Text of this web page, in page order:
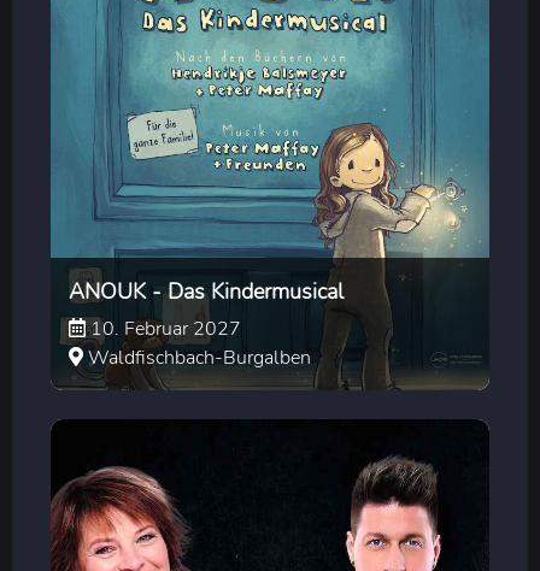
ANOUK - Das Kindermusical
10. Februar 2027
Waldfischbach-Burgalben